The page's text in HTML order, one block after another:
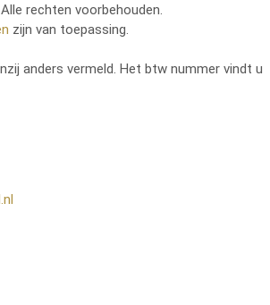
rechten voorbehouden.
zijn van toepassing.
anders vermeld. Het btw nummer vindt u